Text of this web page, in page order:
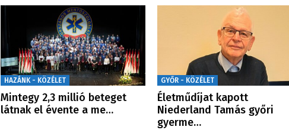
HAZÁNK - KÖZÉLET
Mintegy 2,3 millió beteget
látnak el évente a me…
GYŐR - KÖZÉLET
Életműdíjat kapott
Niederland Tamás győri
gyerme…